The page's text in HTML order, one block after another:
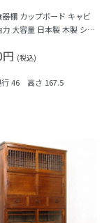
棚 カップボード キャビ
大容量 日本製 木製 シン
(税込)
46 高さ 167.5